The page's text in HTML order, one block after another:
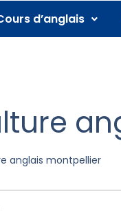
d’anglais
anglais montpellier